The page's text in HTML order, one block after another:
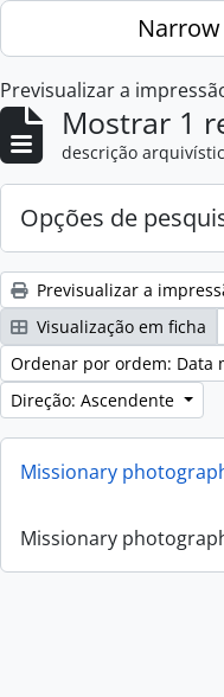
Skip to main content
Previsualizar a
Mostrar 1
descrição
Opções de
Previsualizar a
Visualização em ficha
Ordenar por ordem: Data
Direção: Ascendente
Missionary
Missionary